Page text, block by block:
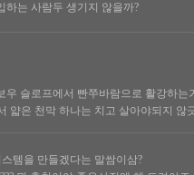
하는 사람두 생기지 않을까?
우 슬로프에서 빤쭈바람으로 활강하는
얇은 천막 하나는 치고 살아야되지 않
템을 만들겠다는 말쌈이삼?